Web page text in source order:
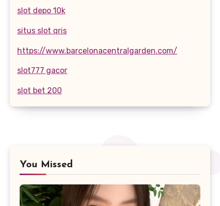
slot depo 10k
situs slot qris
https://www.barcelonacentralgarden.com/
slot777 gacor
slot bet 200
You Missed